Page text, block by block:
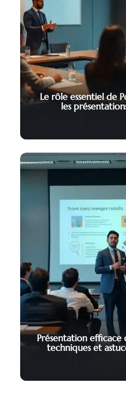
Le rôle essentiel de
les
Présentation efficace
techniques et